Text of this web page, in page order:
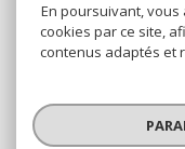
©
En poursuivant,
cookies par ce site,
contenus adaptés et